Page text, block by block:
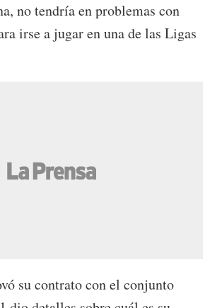
no tendría en problemas con
irse a jugar en una de las Ligas
su contrato con el conjunto